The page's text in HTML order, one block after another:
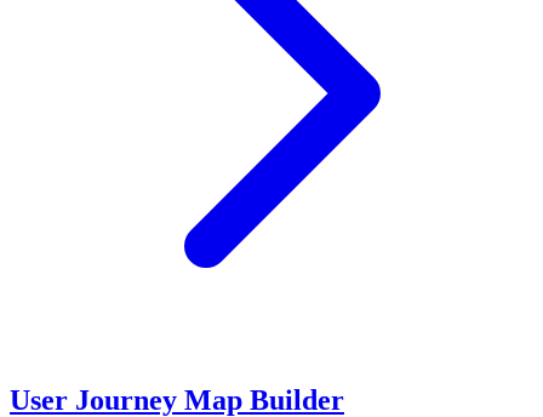
User Journey Map Builder